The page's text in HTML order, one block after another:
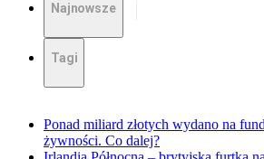
Najnowsze
Tagi
Ponad miliard złotych wydano na
żywności. Co dalej?